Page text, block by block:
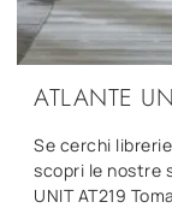
ATLANTE
Se cerchi
scopri le nostre
UNIT AT219